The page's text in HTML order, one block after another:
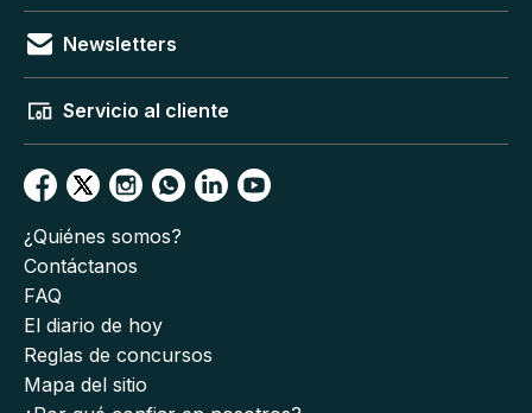
Newsletters
Servicio al cliente
¿Quiénes somos?
Contáctanos
FAQ
El diario de hoy
Reglas de concursos
Mapa del sitio